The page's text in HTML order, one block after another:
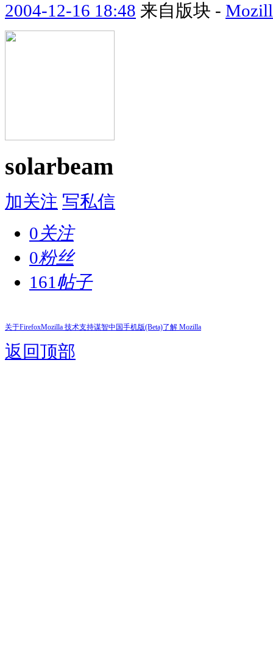
2004-12-16 18:48 来自版块 -
solarbeam
加关注 写私信
0关注
0粉丝
161 帖子
关于FirefoxMozilla 技术支持谋智中国手机版(Beta)了解 Mozilla
返回顶部